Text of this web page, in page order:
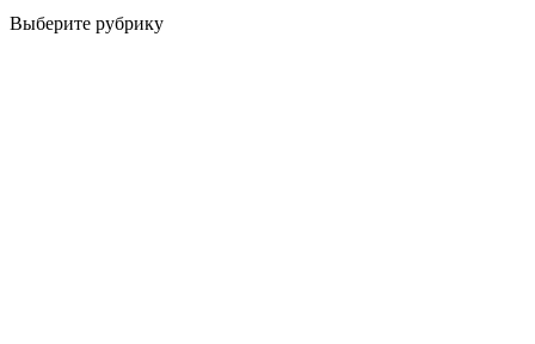
Выберите рубрику